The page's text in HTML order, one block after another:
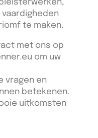
te maken.
met ons op
om uw
vragen en
betekenen.
uitkomsten